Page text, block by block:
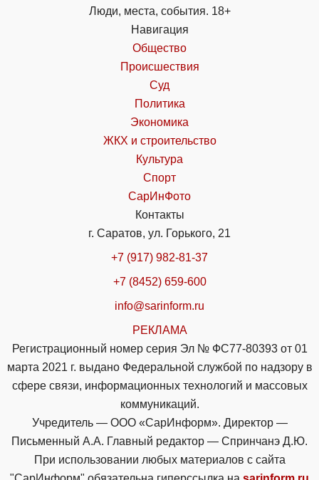
Люди, места, события. 18+
Навигация
Общество
Происшествия
Суд
Политика
Экономика
ЖКХ и строительство
Культура
Спорт
СарИнФото
Контакты
г. Саратов, ул. Горького, 21
+7 (917) 982-81-37
+7 (8452) 659-600
info@sarinform.ru
РЕКЛАМА
Регистрационный номер серия Эл № ФС77-80393 от 01
марта 2021 г. выдано Федеральной службой по надзору в
сфере связи, информационных технологий и массовых
коммуникаций.
Учредитель — ООО «СарИнформ». Директор —
Письменный А.А. Главный редактор — Спринчанэ Д.Ю.
При использовании любых материалов с сайта